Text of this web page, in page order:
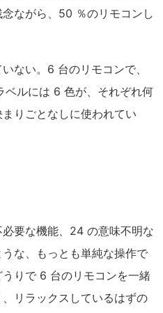
ながら、50 ％のリモコンし
ない。6 台のリモコンで、
ルには 6 色が、それぞれ何
りごとなしに使われてい
要な機能、24 の意味不明な
な、もっとも単純な操作で
りで 6 台のリモコンを一緒
リラックスしているはずの